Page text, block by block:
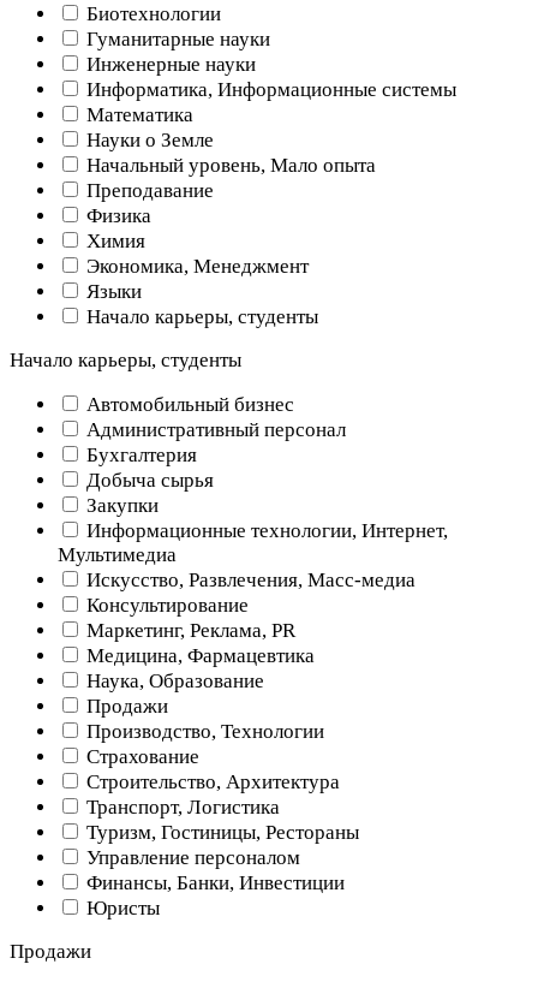
Биотехнологии
Гуманитарные науки
Инженерные науки
Информатика, Информационные системы
Математика
Науки о Земле
Начальный уровень, Мало опыта
Преподавание
Физика
Химия
Экономика, Менеджмент
Языки
Начало карьеры, студенты
Начало карьеры, студенты
Автомобильный бизнес
Административный персонал
Бухгалтерия
Добыча сырья
Закупки
Информационные технологии, Интернет,
Мультимедиа
Искусство, Развлечения, Масс-медиа
Консультирование
Маркетинг, Реклама, PR
Медицина, Фармацевтика
Наука, Образование
Продажи
Производство, Технологии
Страхование
Строительство, Архитектура
Транспорт, Логистика
Туризм, Гостиницы, Рестораны
Управление персоналом
Финансы, Банки, Инвестиции
Юристы
Продажи